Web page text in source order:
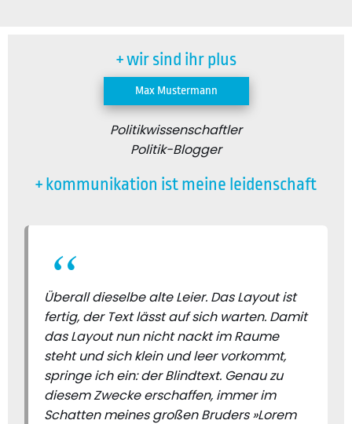
+ wir sind ihr plus
Max Mustermann
Politikwissenschaftler
Politik-Blogger
+ kommunikation ist meine leidenschaft
Überall dieselbe alte Leier. Das Layout ist
fertig, der Text lässt auf sich warten. Damit
das Layout nun nicht nackt im Raume
steht und sich klein und leer vorkommt,
springe ich ein: der Blindtext. Genau zu
diesem Zwecke erschaffen, immer im
Schatten meines großen Bruders »Lorem